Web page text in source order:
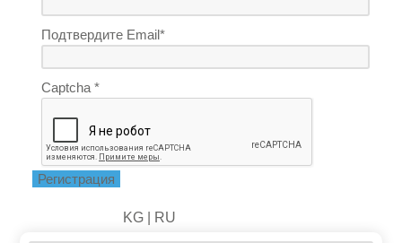
Подтвердите Email*
Captcha *
Регистрация
KG | RU